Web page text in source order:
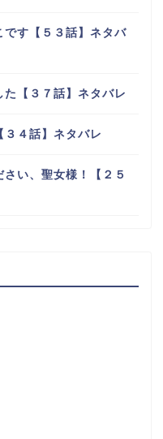
です【５３話】ネタバ
【３７話】ネタバレ
４話】ネタバレ
い、聖女様！【２５